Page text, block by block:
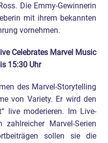
Die Emmy-Gewinnerin
mit ihrem bekannten
vornehmen.
Celebrates Marvel Music
15:30 Uhr
des Marvel-Storytelling
von Variety. Er wird den
live moderieren. Im Live-
zahlreicher Marvel-Serien
sollen sie die